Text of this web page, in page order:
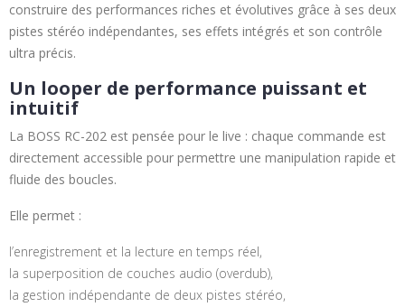
construire des performances riches et évolutives grâce à ses deux
pistes stéréo indépendantes, ses effets intégrés et son contrôle
ultra précis.
Un looper de performance puissant et
intuitif
La BOSS RC-202 est pensée pour le live : chaque commande est
directement accessible pour permettre une manipulation rapide et
fluide des boucles.
Elle permet :
l’enregistrement et la lecture en temps réel,
la superposition de couches audio (overdub),
la gestion indépendante de deux pistes stéréo,